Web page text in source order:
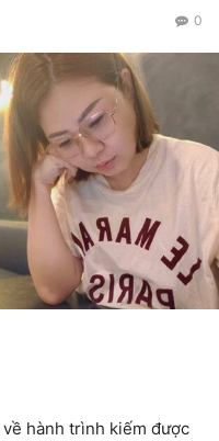
0
hành trình kiếm được